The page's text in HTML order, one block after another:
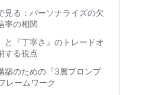
見る：パーソナライズの欠
率の相関
と『丁寧さ』のトレードオ
する視点
築のための『3層プロンプ
レームワーク